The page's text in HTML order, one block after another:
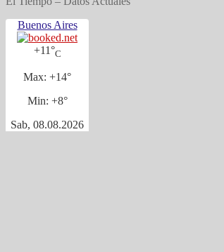
Buenos Aires
+11°C
Max: +14°
Min: +8°
Sab, 08.08.2026